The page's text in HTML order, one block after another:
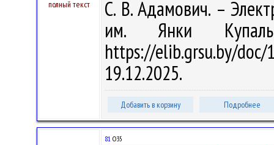
полный текст
С. В. Адамович. –
им. Янки
https://elib.grsu.by/
19.12.2025.
Добавить в корзину Подробнее
81 О35